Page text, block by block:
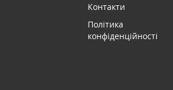
Контакти
Політика
конфіденційності